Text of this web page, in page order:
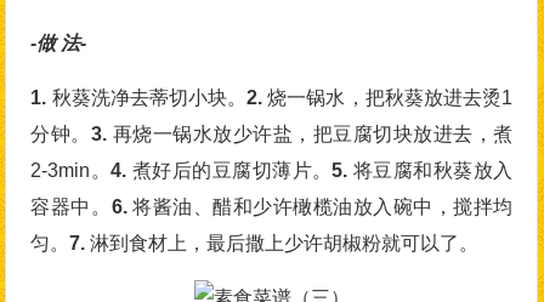
-做 法-
1. 秋葵洗净去蒂切小块。2.烧一锅水，把秋葵放进去烫1
分钟。 3. 再烧一锅水放少许盐，把豆腐切块放进去，煮
2-3min。4. 煮好后的豆腐切薄片。5. 将豆腐和秋葵放入
容器中。 6.将酱油、醋和少许橄榄油放入碗中，搅拌均
匀。7.淋到食材上，最后撒上少许胡椒粉就可以了。